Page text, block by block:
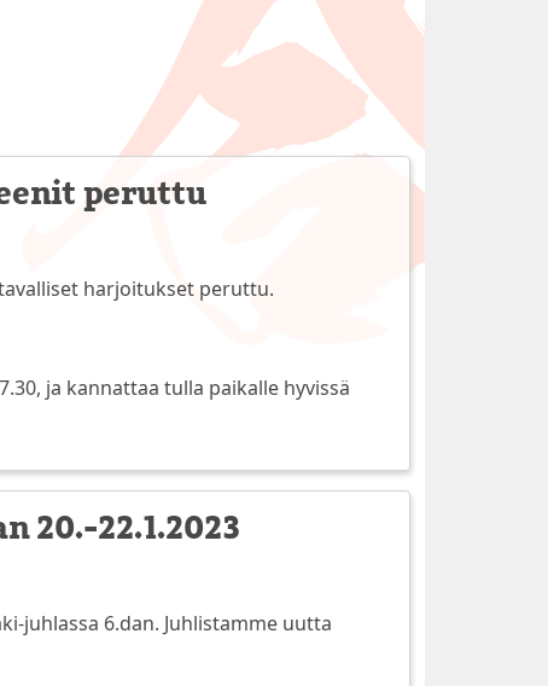
peruttu
harjoitukset peruttu.
ja kannattaa tulla paikalle hyvissä
20.-22.1.2023
juhlassa 6.dan. Juhlistamme uutta